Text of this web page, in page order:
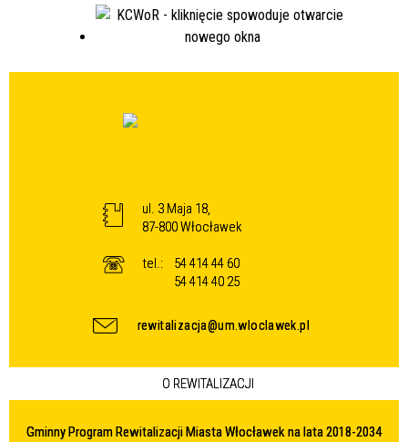
ul. 3 Maja 18,
87-800 Włocławek
tel.:
54 414 44 60
54 414 40 25
rewitalizacja@um.wloclawek.pl
O REWITALIZACJI
Gminny Program Rewitalizacji Miasta Włocławek na lata 2018-2034